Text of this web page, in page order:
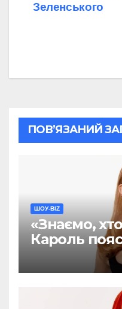
Зеленського
ПОВ’ЯЗАНИЙ
ШОУ-BIZ
«Знаємо, хто
Кароль
хейт